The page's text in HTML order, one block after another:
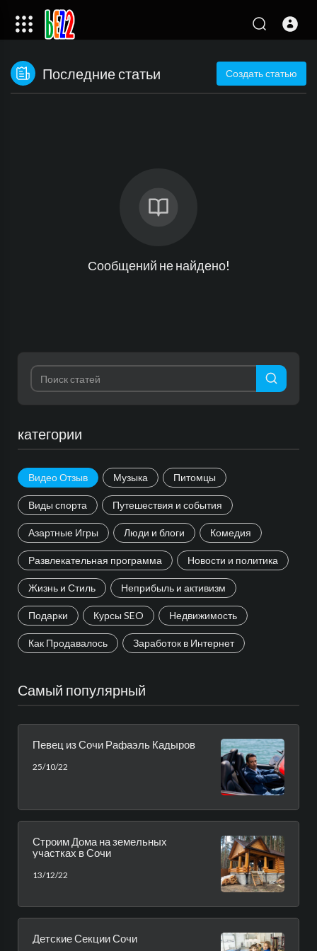
Последние статьи Создать статью
Сообщений не найдено!
категории
Видео Отзыв Музыка Питомцы
Виды спорта Путешествия и события
Азартные Игры Люди и блоги Комедия
Развлекательная программа Новости и политика
Жизнь и Стиль Неприбыль и активизм
Подарки Курсы SEO Недвижимость
Как Продавалось Заработок в Интернет
Самый популярный
Певец из Сочи Рафаэль Кадыров
25/10/22
Строим Дома на земельных
участках в Сочи
13/12/22
Детские Секции Сочи